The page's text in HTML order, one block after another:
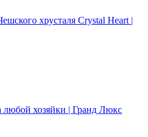
хрусталя Crystal Heart |
любой хозяйки | Гранд Люкс